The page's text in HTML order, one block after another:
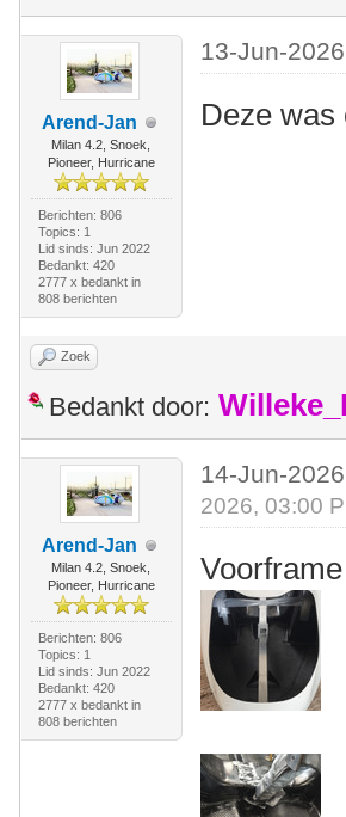
Arend-Jan
Milan 4.2, Snoek,
Pioneer, Hurricane
Berichten: 806
Topics: 1
Lid sinds: Jun 2022
Bedankt: 420
2777 x bedankt in
808 berichten
13-Jun-
Deze
Zoek
Bedankt door:
Arend-Jan
Milan 4.2, Snoek,
Pioneer, Hurricane
Berichten: 806
Topics: 1
Lid sinds: Jun 2022
Bedankt: 420
2777 x bedankt in
808 berichten
14-Jun-
2026, 03:00